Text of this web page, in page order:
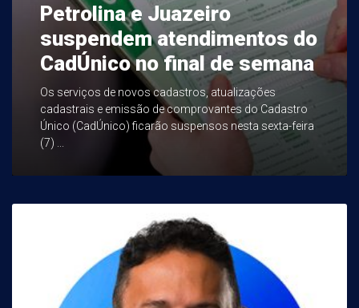
Petrolina e Juazeiro
suspendem atendimentos do
CadÚnico no final de semana
Os serviços de novos cadastros, atualizações
cadastrais e emissão de comprovantes do Cadastro
Único (CadÚnico) ficarão suspensos nesta sexta-feira
(7) ...